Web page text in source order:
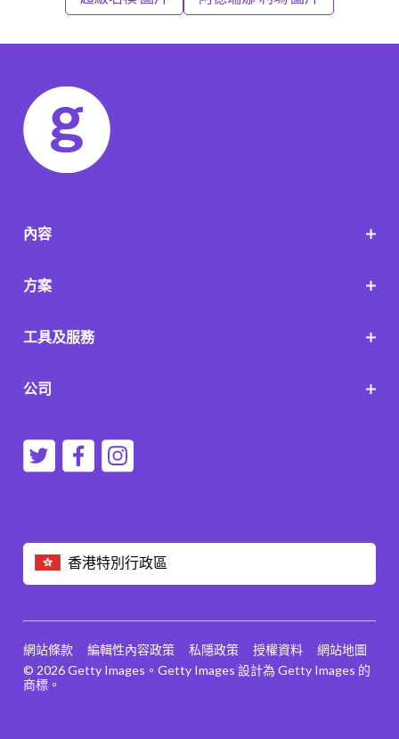
香港特別行政區
內容
方案
工具及服務
公司
© 2026 Getty Images。Getty Images 設計為 Getty Images 的
商標。
網站條款 編輯性內容政策 私隱政策 授權資料 網站地圖